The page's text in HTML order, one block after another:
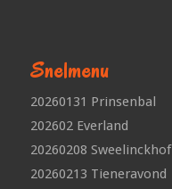
Snelmenu
20260131 Prinsenbal
202602 Everland
20260208 Sweelinckhof
20260213 Tieneravond